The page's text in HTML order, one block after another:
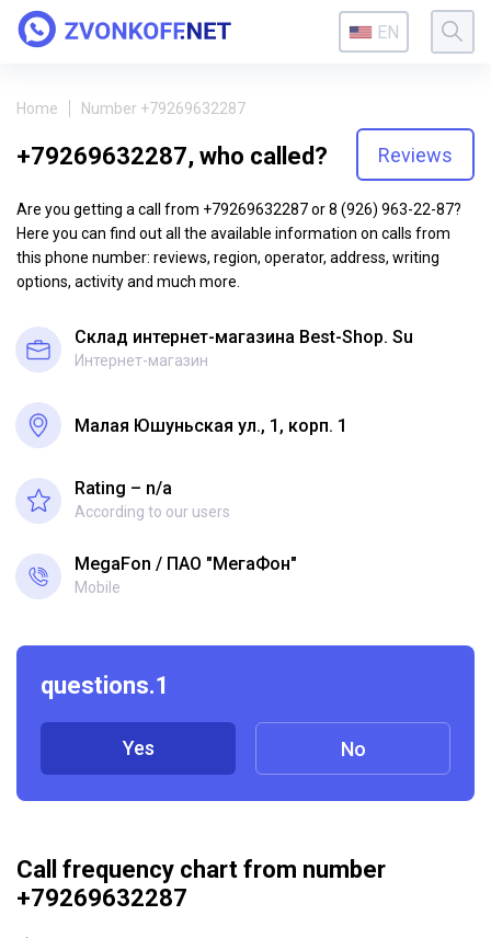
EN
Home Number +79269632287
+79269632287, who called? Reviews
Are you getting a call from +79269632287 or 8 (926) 963-22-87?
Here you can find out all the available information on calls from
this phone number: reviews, region, operator, address, writing
options, activity and much more.
Склад интернет-магазина Best-Shop. Su
Интернет-магазин
Малая Юшуньская ул., 1, корп. 1
Rating – n/a
According to our users
MegaFon ПАО "МегаФон"
Mobile
questions.1
Yes No
Call frequency chart from number
+79269632287